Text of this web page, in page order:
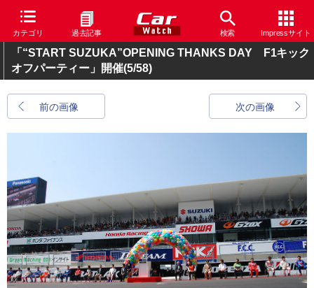
カテゴリ 過去記事 検索 Impressサイト
「“START SUZUKA”OPENING THANKS DAY F1キック
オフパーティー」開催(5/58)
前の画像 次の画像